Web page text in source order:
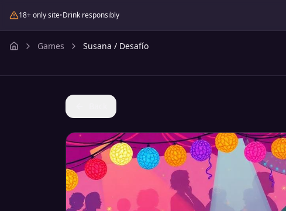
18+ only site•Drink responsibly
Games Susana / Desafío